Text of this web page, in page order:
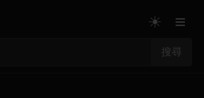
搜尋
☀ ≡